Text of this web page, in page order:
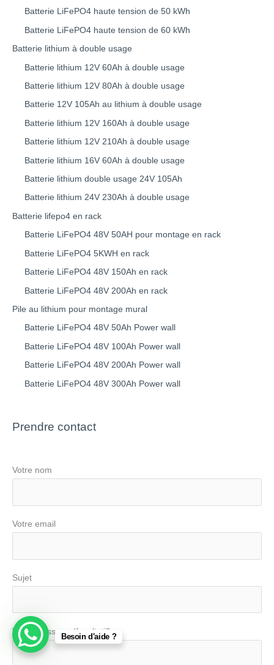
Batterie LiFePO4 haute tension de 50 kWh
Batterie LiFePO4 haute tension de 60 kWh
Batterie lithium à double usage
Batterie lithium 12V 60Ah à double usage
Batterie lithium 12V 80Ah à double usage
Batterie 12V 105Ah au lithium à double usage
Batterie lithium 12V 160Ah à double usage
Batterie lithium 12V 210Ah à double usage
Batterie lithium 16V 60Ah à double usage
Batterie lithium double usage 24V 105Ah
Batterie lithium 24V 230Ah à double usage
Batterie lifepo4 en rack
Batterie LiFePO4 48V 50AH pour montage en rack
Batterie LiFePO4 5KWH en rack
Batterie LiFePO4 48V 150Ah en rack
Batterie LiFePO4 48V 200Ah en rack
Pile au lithium pour montage mural
Batterie LiFePO4 48V 50Ah Power wall
Batterie LiFePO4 48V 100Ah Power wall
Batterie LiFePO4 48V 200Ah Power wall
Batterie LiFePO4 48V 300Ah Power wall
Prendre contact
Votre nom
Votre email
Sujet
Votre message (facultatif)
Besoin d'aide ?